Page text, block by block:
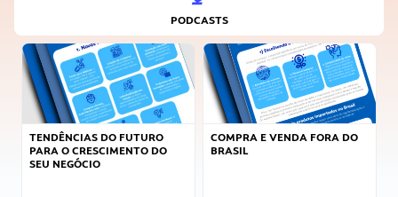
PODCASTS
TENDÊNCIAS DO FUTURO
PARA O CRESCIMENTO DO
SEU NEGÓCIO
COMPRA E VENDA FORA DO
BRASIL